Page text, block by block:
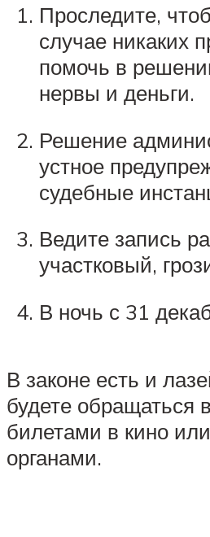
Проследите,
случае никаких
помочь в
нервы и деньги.
Решение
устное
судебные
Ведите запись
участковый,
В ночь с 31
В законе есть и
будете обращаться
билетами в кино
органами.